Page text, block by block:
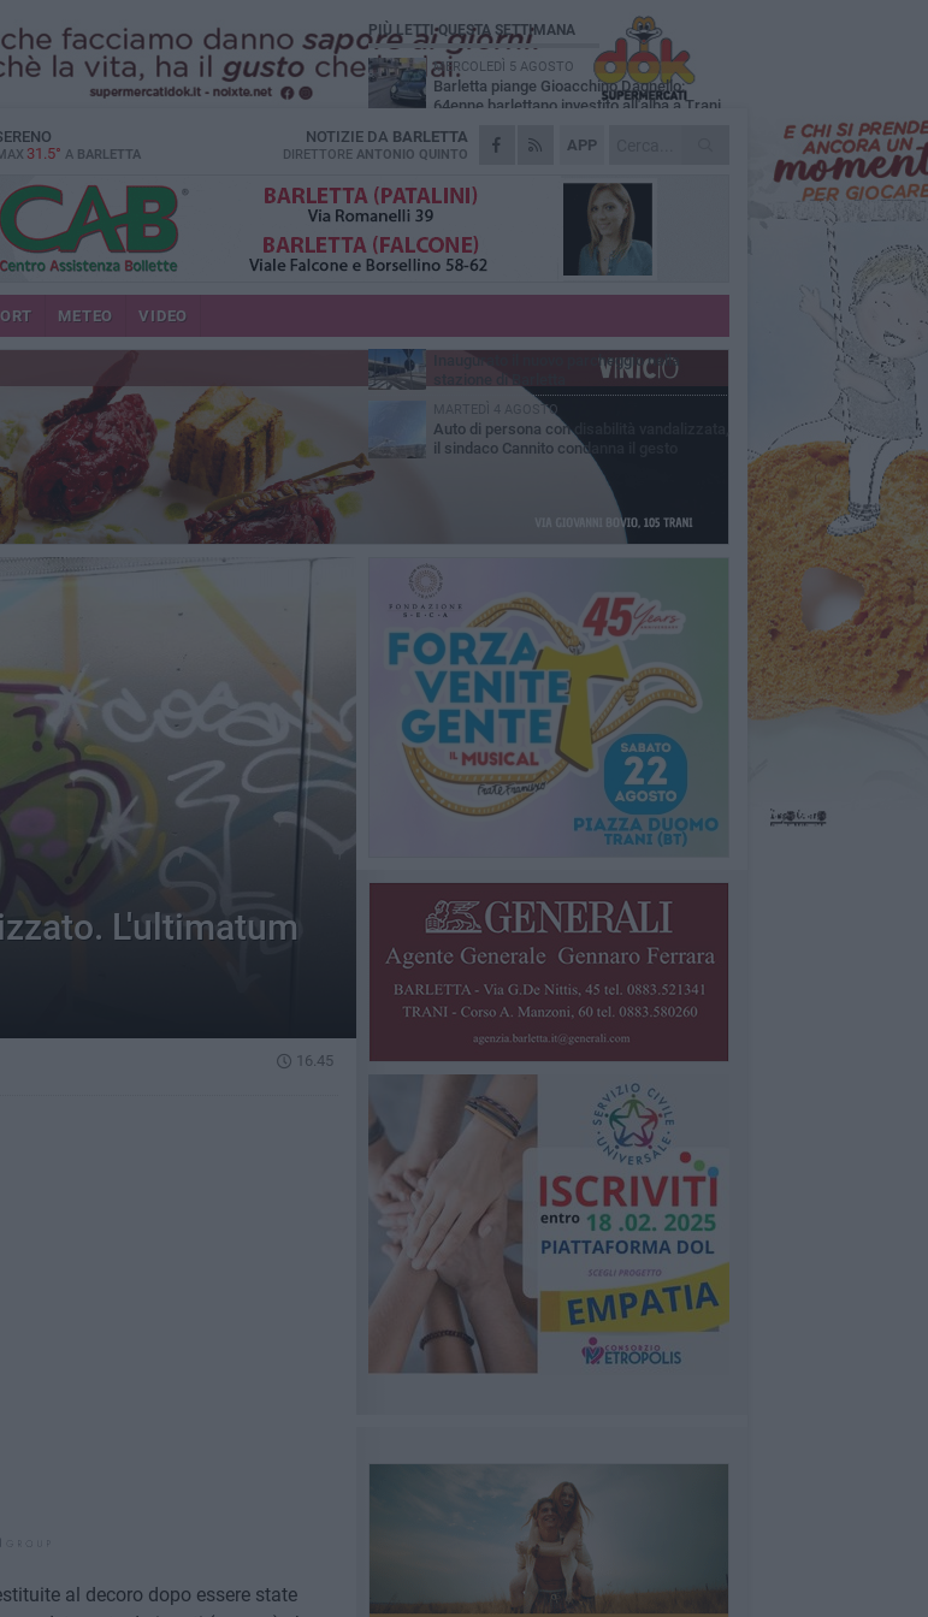
31.5° A BARLETTA
APP
NOTIZIE DA BARLETTA
DIRETTORE ANTONIO QUINTO
METEO VIDEO
L'ultimatum
16.45
al decoro dopo essere state
PIÙ LETTI QUESTA SETTIMANA
MERCOLEDÌ 5 AGOSTO
Barletta piange Gioacchino Dagnello:
64enne barlettano investito all'alba a Trani
GIOVEDÌ 6 AGOSTO
Il ricordo di "Cecco", il benzinaio col
separavano dalla pensione»
MERCOLEDÌ 5 AGOSTO
Jova Summer Party, giovedì mattina
sopralluogo nell'area dell'evento
DOMENICA 2 AGOSTO
Beni confiscati alla mafia. Nasce il servizio
VENERDÌ 31 LUGLIO
Inaugurato il nuovo parcheggio nella
MARTEDÌ 4 AGOSTO
Auto di persona con disabilità vandalizzata,
il sindaco Cannito condanna il gesto